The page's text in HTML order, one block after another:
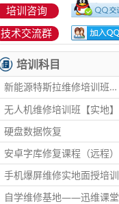
培训咨询
技术交流群
培训科目
新能源特斯拉维修培训班【实地】
无人机维修培训班【实地】
硬盘数据恢复
安卓字库修复课程（远程）
手机爆屏维修实地面授培训
自学维修基地——迅维课堂